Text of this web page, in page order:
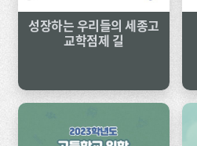
성장하는 우리들의 세종고
교학점제 길